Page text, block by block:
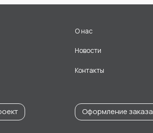
О нас
Новости
Контакты
Оформление заказа